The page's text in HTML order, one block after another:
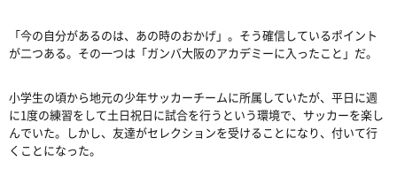
「今の自分があるのは、あの時のおかげ」。そう確信しているポイント
が二つある。その一つは「ガンバ大阪のアカデミーに入ったこと」だ。
小学生の頃から地元の少年サッカーチームに所属していたが、平日に週
に1度の練習をして土日祝日に試合を行うという環境で、サッカーを楽し
んでいた。しかし、友達がセレクションを受けることになり、付いて行
くことになった。